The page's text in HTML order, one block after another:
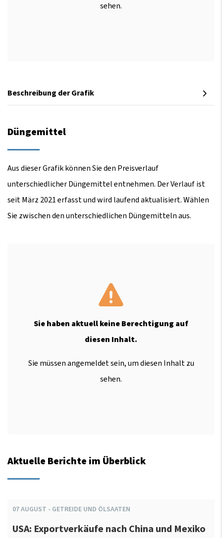
sehen.
Beschreibung der Grafik
Düngemittel
Aus dieser Grafik können Sie den Preisverlauf
unterschiedlicher Düngemittel entnehmen. Der Verlauf ist
seit März 2021 erfasst und wird laufend aktualisiert. Wählen
Sie zwischen den unterschiedlichen Düngemitteln aus.
Sie haben aktuell keine Berechtigung auf
diesen Inhalt.
Sie müssen angemeldet sein, um diesen Inhalt zu
sehen.
Aktuelle Berichte im Überblick
07AUGUST - GETREIDE UND ÖLSAATEN
USA: Exportverkäufe nach China und Mexiko